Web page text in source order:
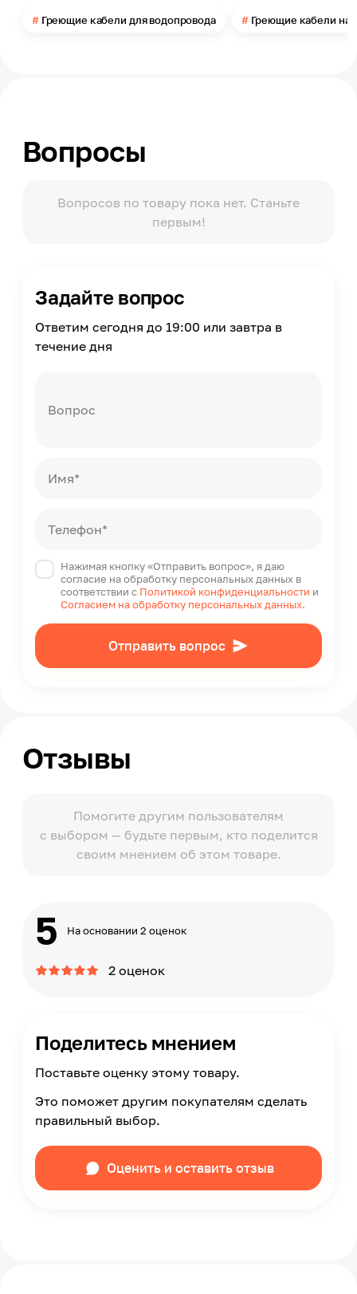
Мощность
Нет
Греющие кабели для водопровода Греющие кабели на
Вопросы
Вопросов по товару пока нет. Станьте
первым!
Задайте вопрос
Ответим сегодня до 19:00 или завтра в
течение дня
Вопрос
Имя*
Телефон*
Нажимая кнопку «Отправить вопрос», я даю
согласие на обработку персональных данных в
соответствии с Политикой конфиденциальности и
Согласием на обработку персональных данных.
Отправить вопрос
Отзывы
Помогите другим пользователям
с выбором — будьте первым, кто поделится
своим мнением об этом товаре.
5 На основании 2 оценок
2 оценок
Поделитесь мнением
Поставьте оценку этому товару.
Это поможет другим покупателям сделать
правильный выбор.
Оценить и оставить отзыв